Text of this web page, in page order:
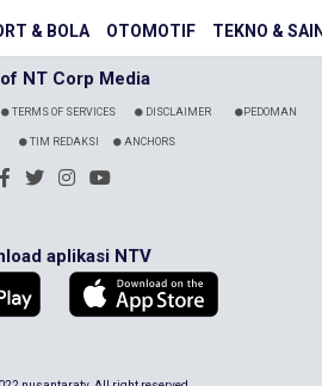
& BOLA OTOMOTIF TEKNO &
NT Corp Media
TERMS OF SERVICES DISCLAIMER PEDOMAN
TIM REDAKSI ANCHORS
aplikasi NTV